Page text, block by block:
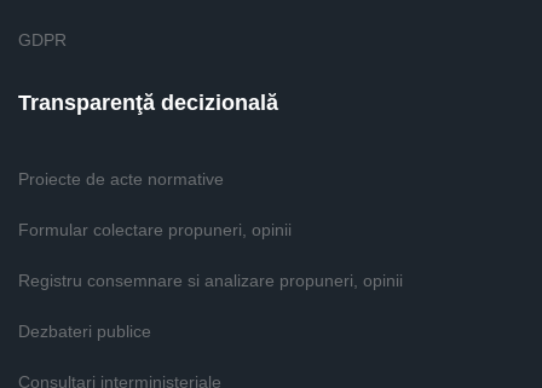
GDPR
Transparenţă decizională
Proiecte de acte normative
Formular colectare propuneri, opinii
Registru consemnare si analizare propuneri, opinii
Dezbateri publice
Consultari interministeriale